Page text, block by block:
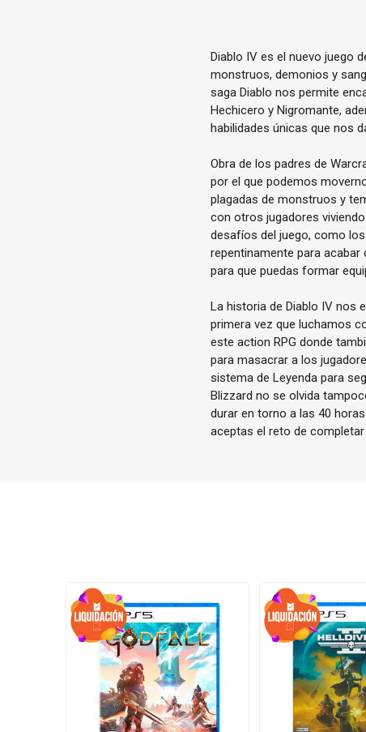
Diablo IV es el nuevo juego
monstruos, demonios y
saga Diablo nos permite
Hechicero y Nigromante,
habilidades únicas que nos
Obra de los padres de
por el que podemos
plagadas de monstruos y
con otros jugadores
desafíos del juego, como
repentinamente para
para que puedas formar
La historia de Diablo IV nos
primera vez que luchamos
este action RPG donde
para masacrar a los
sistema de Leyenda para
Blizzard no se olvida
durar en torno a las 40
aceptas el reto de